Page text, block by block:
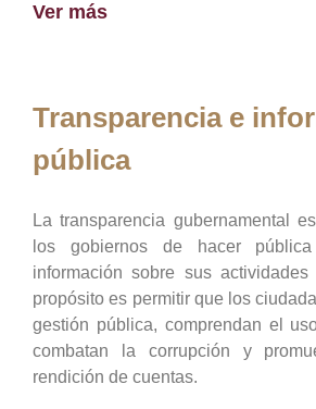
Ver más
Transparencia e
pública
La transparencia gubernamental
los gobiernos de hacer
información sobre sus
propósito es permitir que los
gestión pública, comprendan el
combatan la corrupción y
rendición de cuentas.